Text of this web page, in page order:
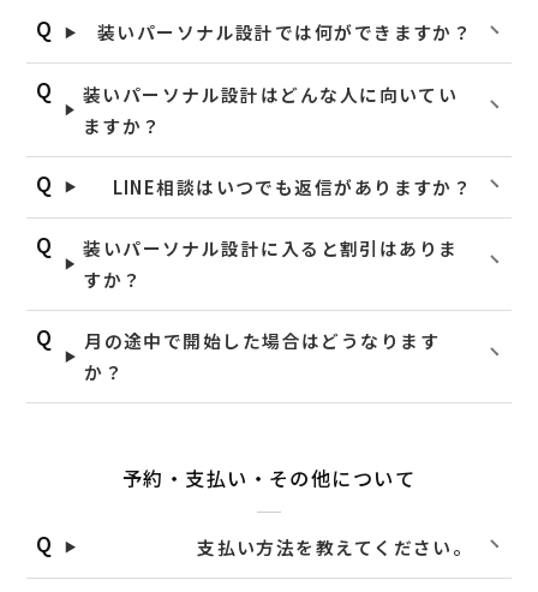
装いパーソナル設計では何ができますか？
装いパーソナル設計はどんな人に向いてい
ますか？
LINE相談はいつでも返信がありますか？
装いパーソナル設計に入ると割引はありま
すか？
月の途中で開始した場合はどうなります
か？
予約・支払い・その他について
支払い方法を教えてください。